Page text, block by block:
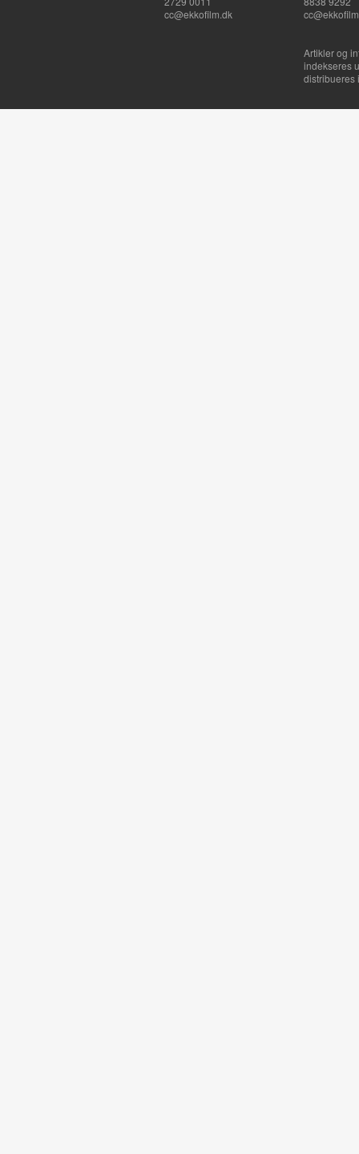
cc@ekkofilm.dk
Artikler og
indekseres
distribueres